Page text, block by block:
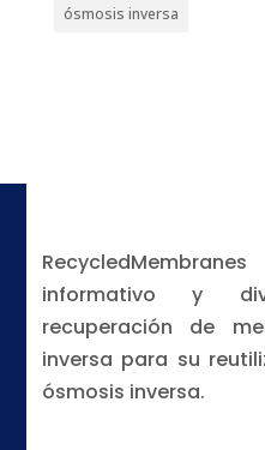
ósmosis inversa
informativo y
recuperación de
inversa para su
ósmosis inversa.